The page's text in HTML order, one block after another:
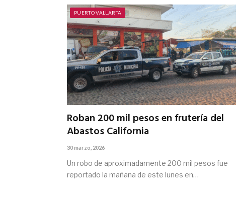
PUERTO VALLARTA
Roban 200 mil pesos en frutería del
Abastos California
30 marzo, 2026
Un robo de aproximadamente 200 mil pesos fue
reportado la mañana de este lunes en…